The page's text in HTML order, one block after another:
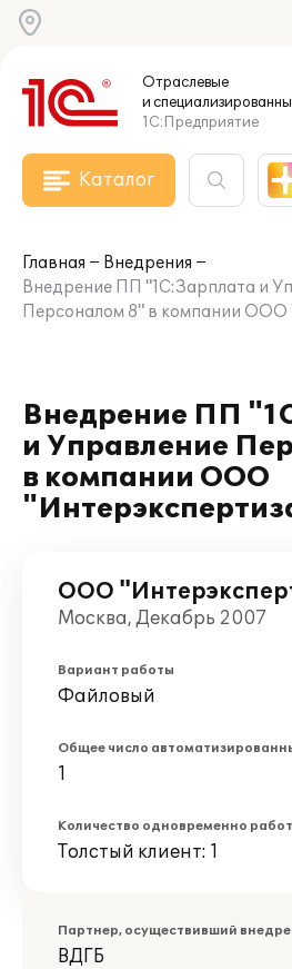
Отраслевые
и
1С:Предприятие
Каталог
Главная
Внедрения
Внедрение ПП "1С:Зарплата и
Персоналом 8" в компании ООО
Внедрение ПП
и Управление
в компании ООО
ООО
Москва, Декабрь 2007
Вариант работы
Файловый
Общее число
1
Количество одновременно
Толстый клиент: 1
Партнер, осуществивший
ВДГБ